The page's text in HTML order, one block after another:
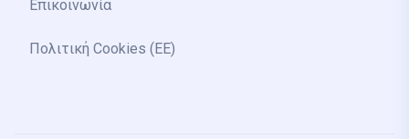
Επικοινωνία
Πολιτική Cookies (ΕΕ)